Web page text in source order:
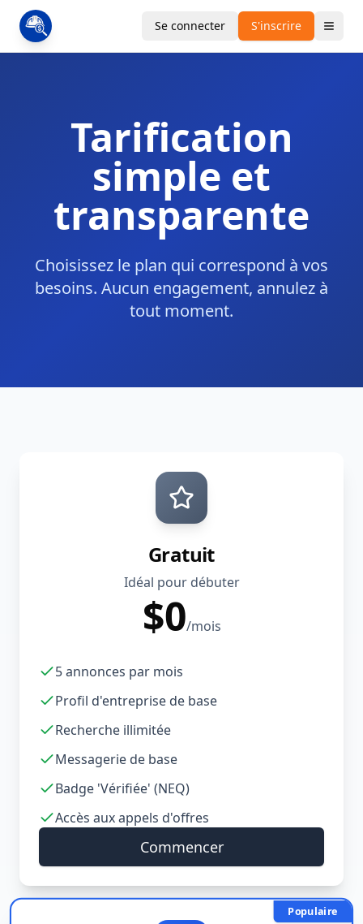
Se connecter S'inscrire
Tarification
simple et
transparente
Choisissez le plan qui correspond à vos
besoins. Aucun engagement, annulez à
tout moment.
Gratuit
Idéal pour débuter
$0/mois
5 annonces par mois
Profil d'entreprise de base
Recherche illimitée
Messagerie de base
Badge 'Vérifiée' (NEQ)
Accès aux appels d'offres
Commencer
Populaire